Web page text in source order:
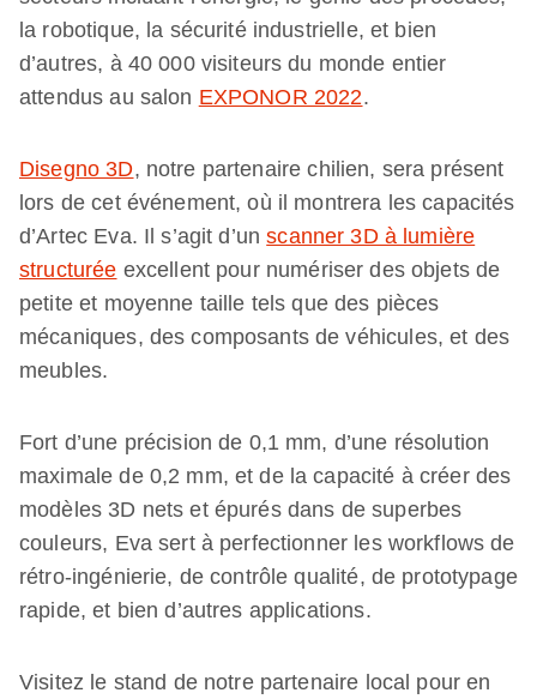
la robotique, la sécurité industrielle, et bien
d’autres, à 40 000 visiteurs du monde entier
attendus au salon EXPONOR 2022.
Disegno 3D, notre partenaire chilien, sera présent
lors de cet événement, où il montrera les capacités
d’Artec Eva. Il s’agit d’unscanner 3D à lumière
structurée excellent pour numériser des objets de
petite et moyenne taille tels que des pièces
mécaniques, des composants de véhicules, et des
meubles.
Fort d’une précision de 0,1 mm, d’une résolution
maximale de 0,2 mm, et de la capacité à créer des
modèles 3D nets et épurés dans de superbes
couleurs, Eva sert à perfectionner les workflows de
rétro-ingénierie, de contrôle qualité, de prototypage
rapide, et bien d’autres applications.
Visitez le stand de notre partenaire local pour en